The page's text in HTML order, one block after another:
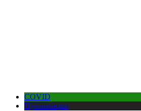
COVID
Публикации